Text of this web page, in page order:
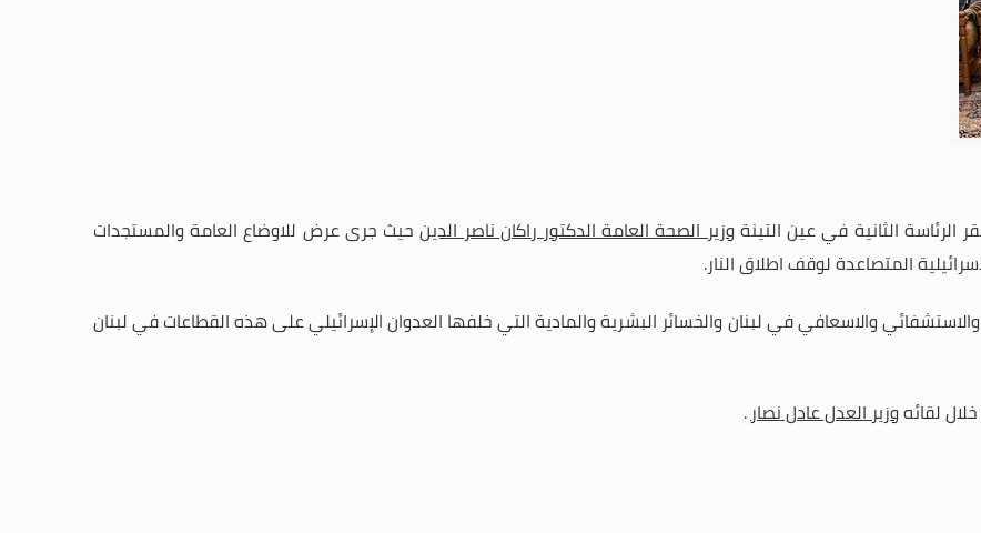
الثانية في عين التينة وزير الصحة العامة الدكتور راكان ناصر الدينحيث جرى عرض للاوضاع العامة والمستجدات
المتصاعدة لوقف اطلاق النار.
والاسعافي في لبنان والخسائر البشرية والمادية التي خلفها العدوان الإسرائيلي على هذه القطاعات في لبنان
لقائهوزير العدل عادل نصار.